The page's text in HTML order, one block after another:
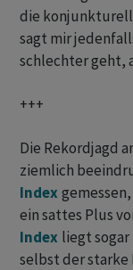
die
sagt mir
schlechter geht,
+++
Die Rekordjagd
ziemlich
Index
ein sattes Plus
Index liegt
selbst der starke